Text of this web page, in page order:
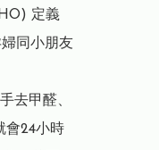
定義
同小朋友
去甲醛、
會24小時